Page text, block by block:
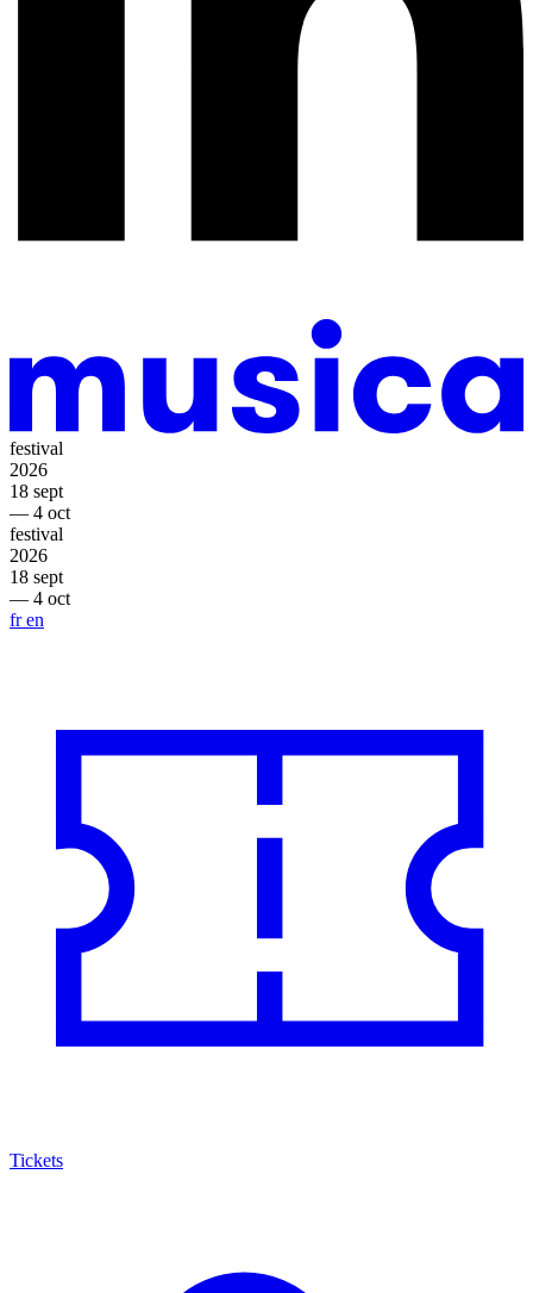
festival
2026
18 sept
— 4 oct
festival
2026
18 sept
— 4 oct
fren
Tickets